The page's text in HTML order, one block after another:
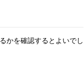
かを確認するとよいでし